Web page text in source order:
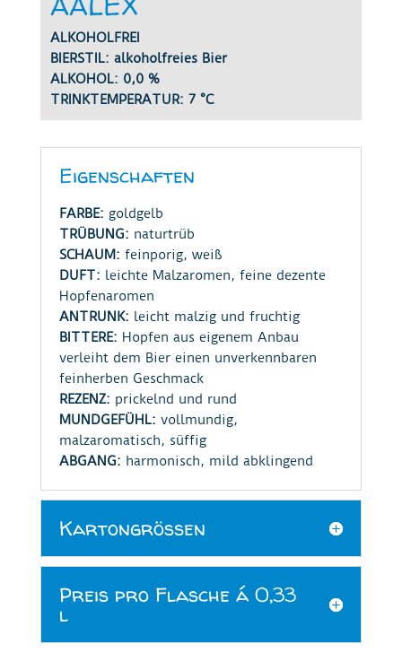
ALKOHOLFREI
BIERSTIL: alkoholfreies Bier
ALKOHOL: 0,0 %
TRINKTEMPERATUR: 7 °C
Eigenschaften
FARBE: goldgelb
TRÜBUNG: naturtrüb
SCHAUM: feinporig, weiß
DUFT: leichte Malzaromen, feine dezente
Hopfenaromen
ANTRUNK: leicht malzig und fruchtig
BITTERE: Hopfen aus eigenem Anbau
verleiht dem Bier einen unverkennbaren
feinherben Geschmack
REZENZ: prickelnd und rund
MUNDGEFÜHL: vollmundig,
malzaromatisch, süffig
ABGANG: harmonisch, mild abklingend
Kartongrößen
Preis pro Flasche á 0,33
l